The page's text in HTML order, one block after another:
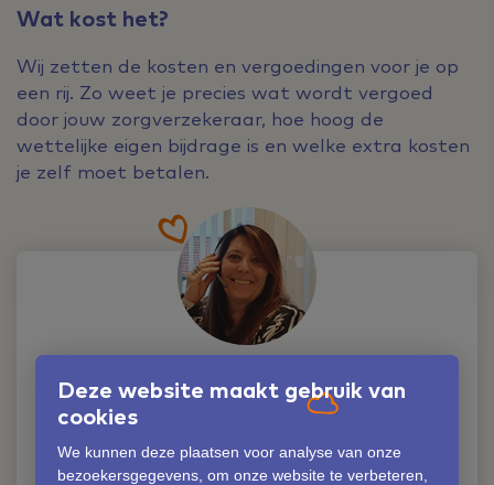
Deze website maakt gebruik van
cookies
We kunnen deze plaatsen voor analyse van onze
bezoekersgegevens, om onze website te verbeteren,
Wat kost het?
Wij zetten de kosten en vergoedingen voor je op
een rij. Zo weet je precies wat wordt vergoed
door jouw zorgverzekeraar, hoe hoog de
wettelijke eigen bijdrage is en welke extra kosten
je zelf moet betalen.
Wij staan voor je klaar
Liever iemand
persoonlijk spreken?
Geen probleem!